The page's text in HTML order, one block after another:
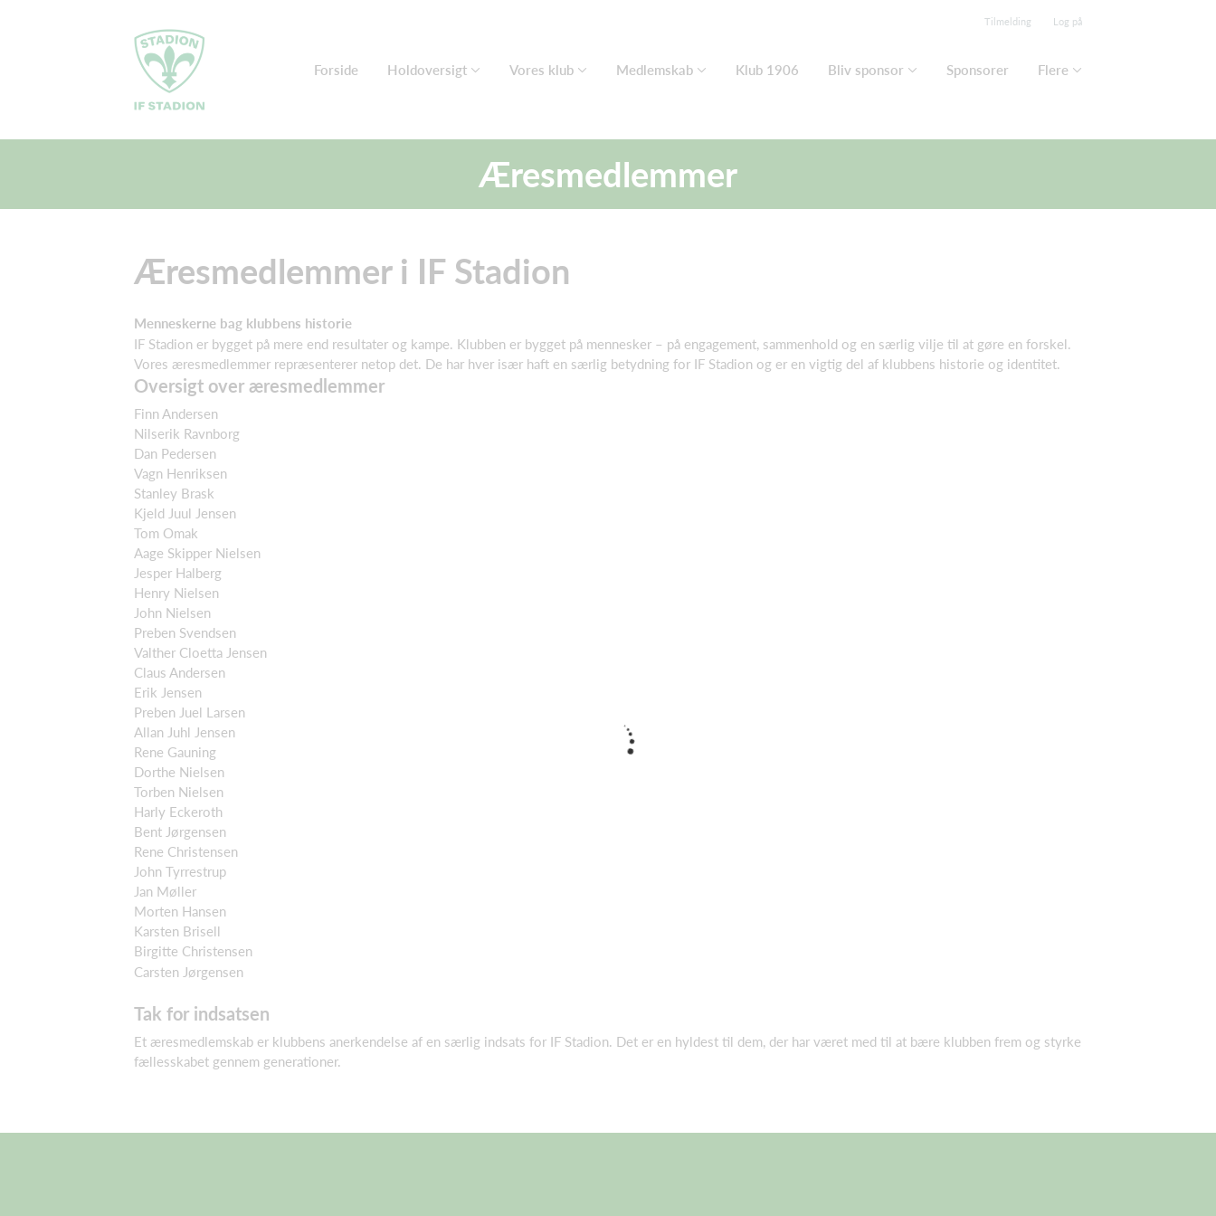
Tilmelding Log på
Forside Holdoversigt Vores klub Medlemskab Klub 1906 Bliv sponsor Sponsorer Flere
Æresmedlemmer
Æresmedlemmer i IF Stadion
Menneskerne bag klubbens historie
IF Stadion er bygget på mere end resultater og kampe. Klubben er bygget på mennesker – på engagement, sammenhold og en særlig vilje til at gøre en forskel.
Vores æresmedlemmer repræsenterer netop det. De har hver især haft en særlig betydning for IF Stadion og er en vigtig del af klubbens historie og identitet.
Oversigt over æresmedlemmer
Finn Andersen
Nilserik Ravnborg
Dan Pedersen
Vagn Henriksen
Stanley Brask
Kjeld Juul Jensen
Tom Omak
Aage Skipper Nielsen
Jesper Halberg
Henry Nielsen
John Nielsen
Preben Svendsen
Valther Cloetta Jensen
Claus Andersen
Erik Jensen
Preben Juel Larsen
Allan Juhl Jensen
Rene Gauning
Dorthe Nielsen
Torben Nielsen
Harly Eckeroth
Bent Jørgensen
Rene Christensen
John Tyrrestrup
Jan Møller
Morten Hansen
Karsten Brisell
Birgitte Christensen
Carsten Jørgensen
Tak for indsatsen
Et æresmedlemskab er klubbens anerkendelse af en særlig indsats for IF Stadion. Det er en hyldest til dem, der har været med til at bære klubben frem og styrke
fællesskabet gennem generationer.